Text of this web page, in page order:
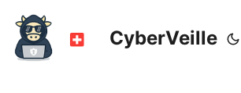
CyberVeille